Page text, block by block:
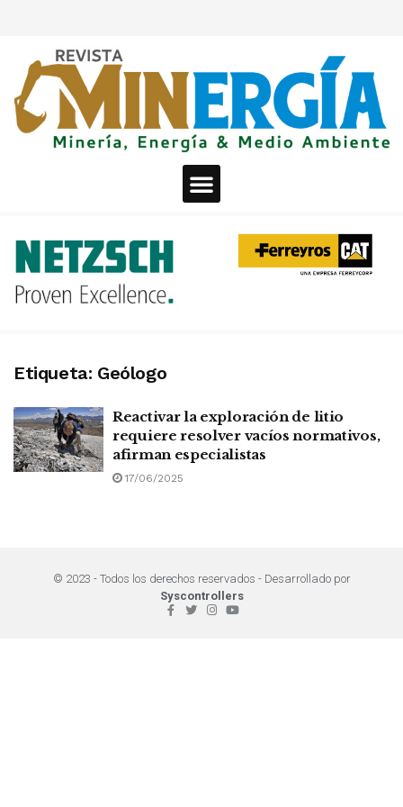
Etiqueta: Geólogo
Reactivar la exploración de litio
requiere resolver vacíos normativos,
afirman especialistas
17/06/2025
© 2023 - Todos los derechos reservados - Desarrollado por
Syscontrollers